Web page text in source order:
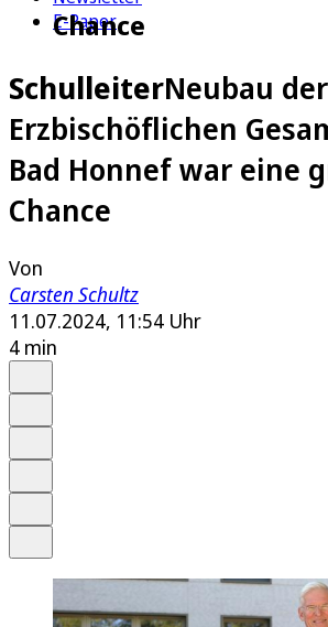
E-Paper
Chance
SchulleiterNeubau der
Erzbischöflichen
Bad Honnef war eine
Chance
Von
Carsten Schultz
11.07.2024, 11:54 Uhr
4 min